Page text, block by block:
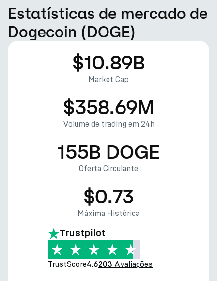
Estatísticas de mercado de
Dogecoin (DOGE)
$10.89B
Market Cap
$358.69M
Volume de trading em 24h
155B DOGE
Oferta Circulante
$0.73
Máxima Histórica
Trustpilot
TrustScore4.6203 Avaliações